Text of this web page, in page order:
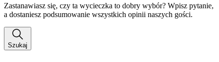
Zastanawiasz się, czy ta wycieczka to dobry wybór? Wpisz pytanie,
a dostaniesz podsumowanie wszystkich opinii naszych gości.
Szukaj